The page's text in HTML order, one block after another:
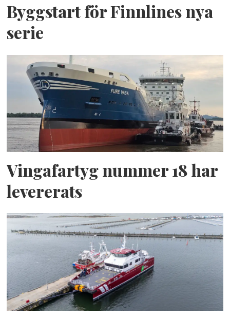
Byggstart för Finnlines nya
serie
Vingafartyg nummer 18 har
levererats